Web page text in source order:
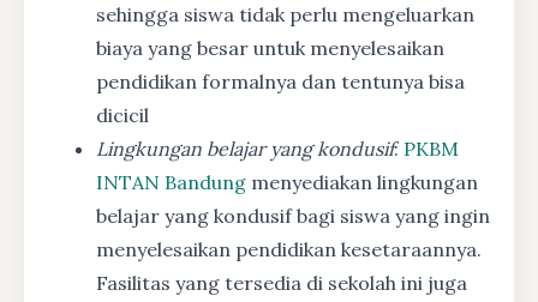
sehingga siswa tidak perlu mengeluarkan
biaya yang besar untuk menyelesaikan
pendidikan formalnya dan tentunya bisa
dicicil
Lingkungan belajar yang kondusif: PKBM
INTAN Bandung menyediakan lingkungan
belajar yang kondusif bagi siswa yang ingin
menyelesaikan pendidikan kesetaraannya.
Fasilitas yang tersedia di sekolah ini juga